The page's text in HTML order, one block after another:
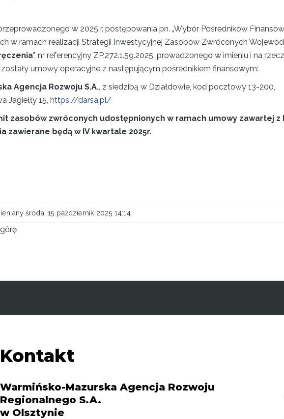
w 2025 r. postępowania pn. „Wybór Pośredników
w ramach realizacji Strategii Inwestycyjnej Zasobów Zwróconych
”, nr referencyjny ZP.272.1.59.2025, prowadzonego w imieniu i na
umowy operacyjne z następującym pośrednikiem finansowym:
Agencja Rozwoju S.A., z siedzibą w Działdowie, kod pocztowy 13-200,
Jagiełły 15, https://darsa.pl/
zasobów zwróconych udostępnionych w ramach umowy zawartej z
zawierane będą w IV kwartale 2025r.
środa, 15 październik 2025 14:14
Kontakt
Warmińsko-Mazurska Agencja Rozwoju
Regionalnego S.A.
w Olsztynie